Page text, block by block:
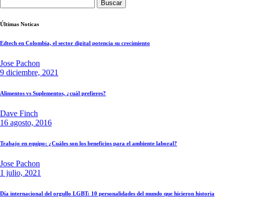
Últimas Noticas
Edtech en Colombia, el sector digital potencia su crecimiento
Jose Pachon
9 diciembre, 2021
Alimentos vs Suplementos, ¿cuál prefieres?
Dave Finch
16 agosto, 2016
Trabajo en equipo: ¿Cuáles son los beneficios para el ambiente laboral?
Jose Pachon
1 julio, 2021
Día internacional del orgullo LGBT: 10 personalidades del mundo que hicieron historia